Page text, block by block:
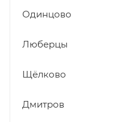
Одинцово
Люберцы
Щёлково
Дмитров